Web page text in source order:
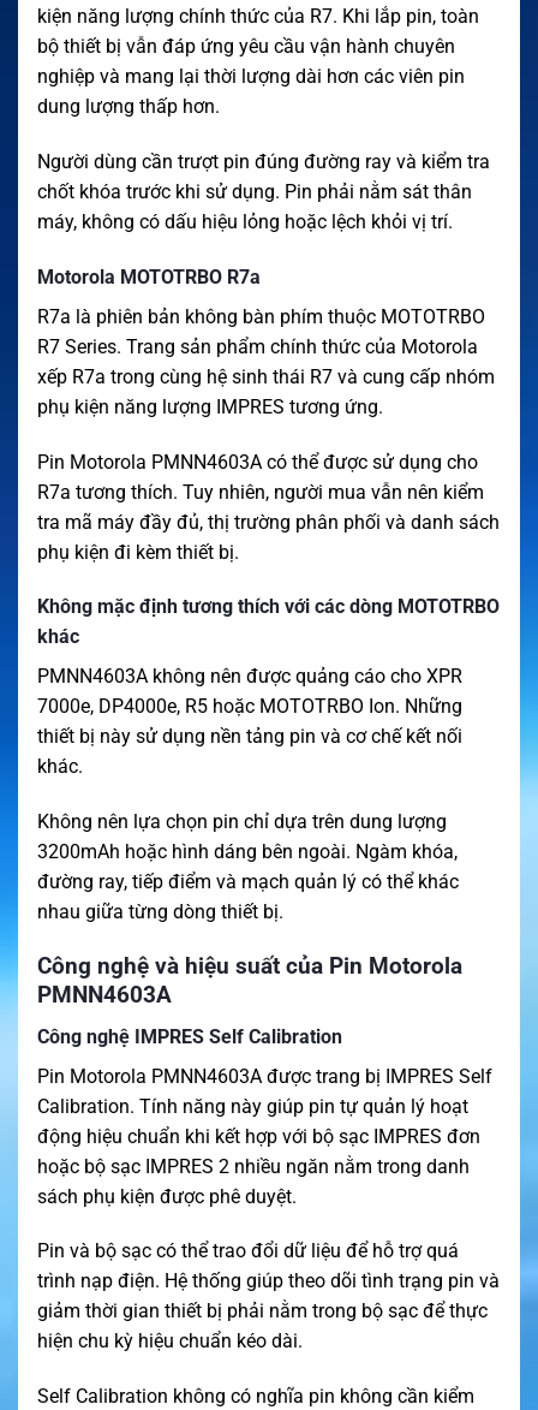
kiện năng lượng chính thức của R7. Khi lắp pin, toàn
bộ thiết bị vẫn đáp ứng yêu cầu vận hành chuyên
nghiệp và mang lại thời lượng dài hơn các viên pin
dung lượng thấp hơn.
Người dùng cần trượt pin đúng đường ray và kiểm tra
chốt khóa trước khi sử dụng. Pin phải nằm sát thân
máy, không có dấu hiệu lỏng hoặc lệch khỏi vị trí.
Motorola MOTOTRBO R7a
R7a là phiên bản không bàn phím thuộc MOTOTRBO
R7 Series. Trang sản phẩm chính thức của Motorola
xếp R7a trong cùng hệ sinh thái R7 và cung cấp nhóm
phụ kiện năng lượng IMPRES tương ứng.
Pin Motorola PMNN4603A có thể được sử dụng cho
R7a tương thích. Tuy nhiên, người mua vẫn nên kiểm
tra mã máy đầy đủ, thị trường phân phối và danh sách
phụ kiện đi kèm thiết bị.
Không mặc định tương thích với các dòng MOTOTRBO
khác
PMNN4603A không nên được quảng cáo cho XPR
7000e, DP4000e, R5 hoặc MOTOTRBO Ion. Những
thiết bị này sử dụng nền tảng pin và cơ chế kết nối
khác.
Không nên lựa chọn pin chỉ dựa trên dung lượng
3200mAh hoặc hình dáng bên ngoài. Ngàm khóa,
đường ray, tiếp điểm và mạch quản lý có thể khác
nhau giữa từng dòng thiết bị.
Công nghệ và hiệu suất của Pin Motorola
PMNN4603A
Công nghệ IMPRES Self Calibration
Pin Motorola PMNN4603A được trang bị IMPRES Self
Calibration. Tính năng này giúp pin tự quản lý hoạt
động hiệu chuẩn khi kết hợp với bộ sạc IMPRES đơn
hoặc bộ sạc IMPRES 2 nhiều ngăn nằm trong danh
sách phụ kiện được phê duyệt.
Pin và bộ sạc có thể trao đổi dữ liệu để hỗ trợ quá
trình nạp điện. Hệ thống giúp theo dõi tình trạng pin và
giảm thời gian thiết bị phải nằm trong bộ sạc để thực
hiện chu kỳ hiệu chuẩn kéo dài.
Self Calibration không có nghĩa pin không cần kiểm